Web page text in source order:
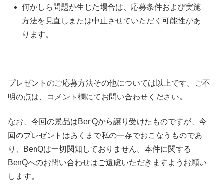
何かしら問題が生じた場合は、応募条件および実施
方法を見直しまたは中止させていただく可能性があ
ります。
プレゼントのご応募方法その他については以上です。ご不
明の点は、コメント欄にてお問い合わせください。
なお、今回の景品はBenQから譲り受けたものですが、今
回のプレゼントはあくまで私の一存でおこなうものであ
り、BenQは一切関知しておりません。本件に関する
BenQへのお問い合わせはご遠慮いただきますようお願い
します。